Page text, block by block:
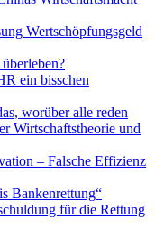
Wertschöpfungsgeld
ein bisschen
worüber alle reden
Wirtschaftstheorie und
– Falsche Effizienz
Bankenrettung“
für die Rettung